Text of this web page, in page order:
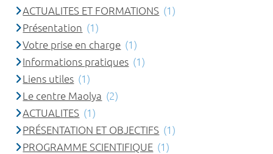
ACTUALITES ET FORMATIONS (1)
Présentation (1)
Votre prise en charge (1)
Informations pratiques (1)
Liens utiles (1)
Le centre Maolya (2)
ACTUALITES (1)
PRÉSENTATION ET OBJECTIFS (1)
PROGRAMME SCIENTIFIQUE (1)